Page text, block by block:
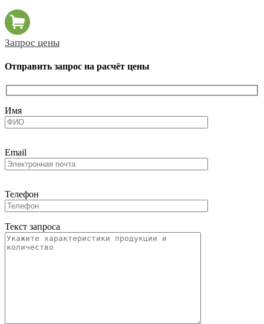
Запрос цены
Отправить запрос на расчёт цены
Имя
Email
Телефон
Текст запроса